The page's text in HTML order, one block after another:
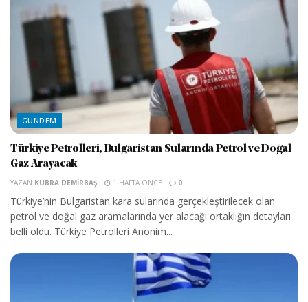
GÜNDEM
Türkiye Petrolleri, Bulgaristan Sularında Petrol ve Doğal
Gaz Arayacak
YAZAN KÜBRA DEMIRBAŞ 1 HAFTA ÖNCE 0
Türkiye’nin Bulgaristan kara sularında gerçekleştirilecek olan
petrol ve doğal gaz aramalarında yer alacağı ortaklığın detayları
belli oldu. Türkiye Petrolleri Anonim...